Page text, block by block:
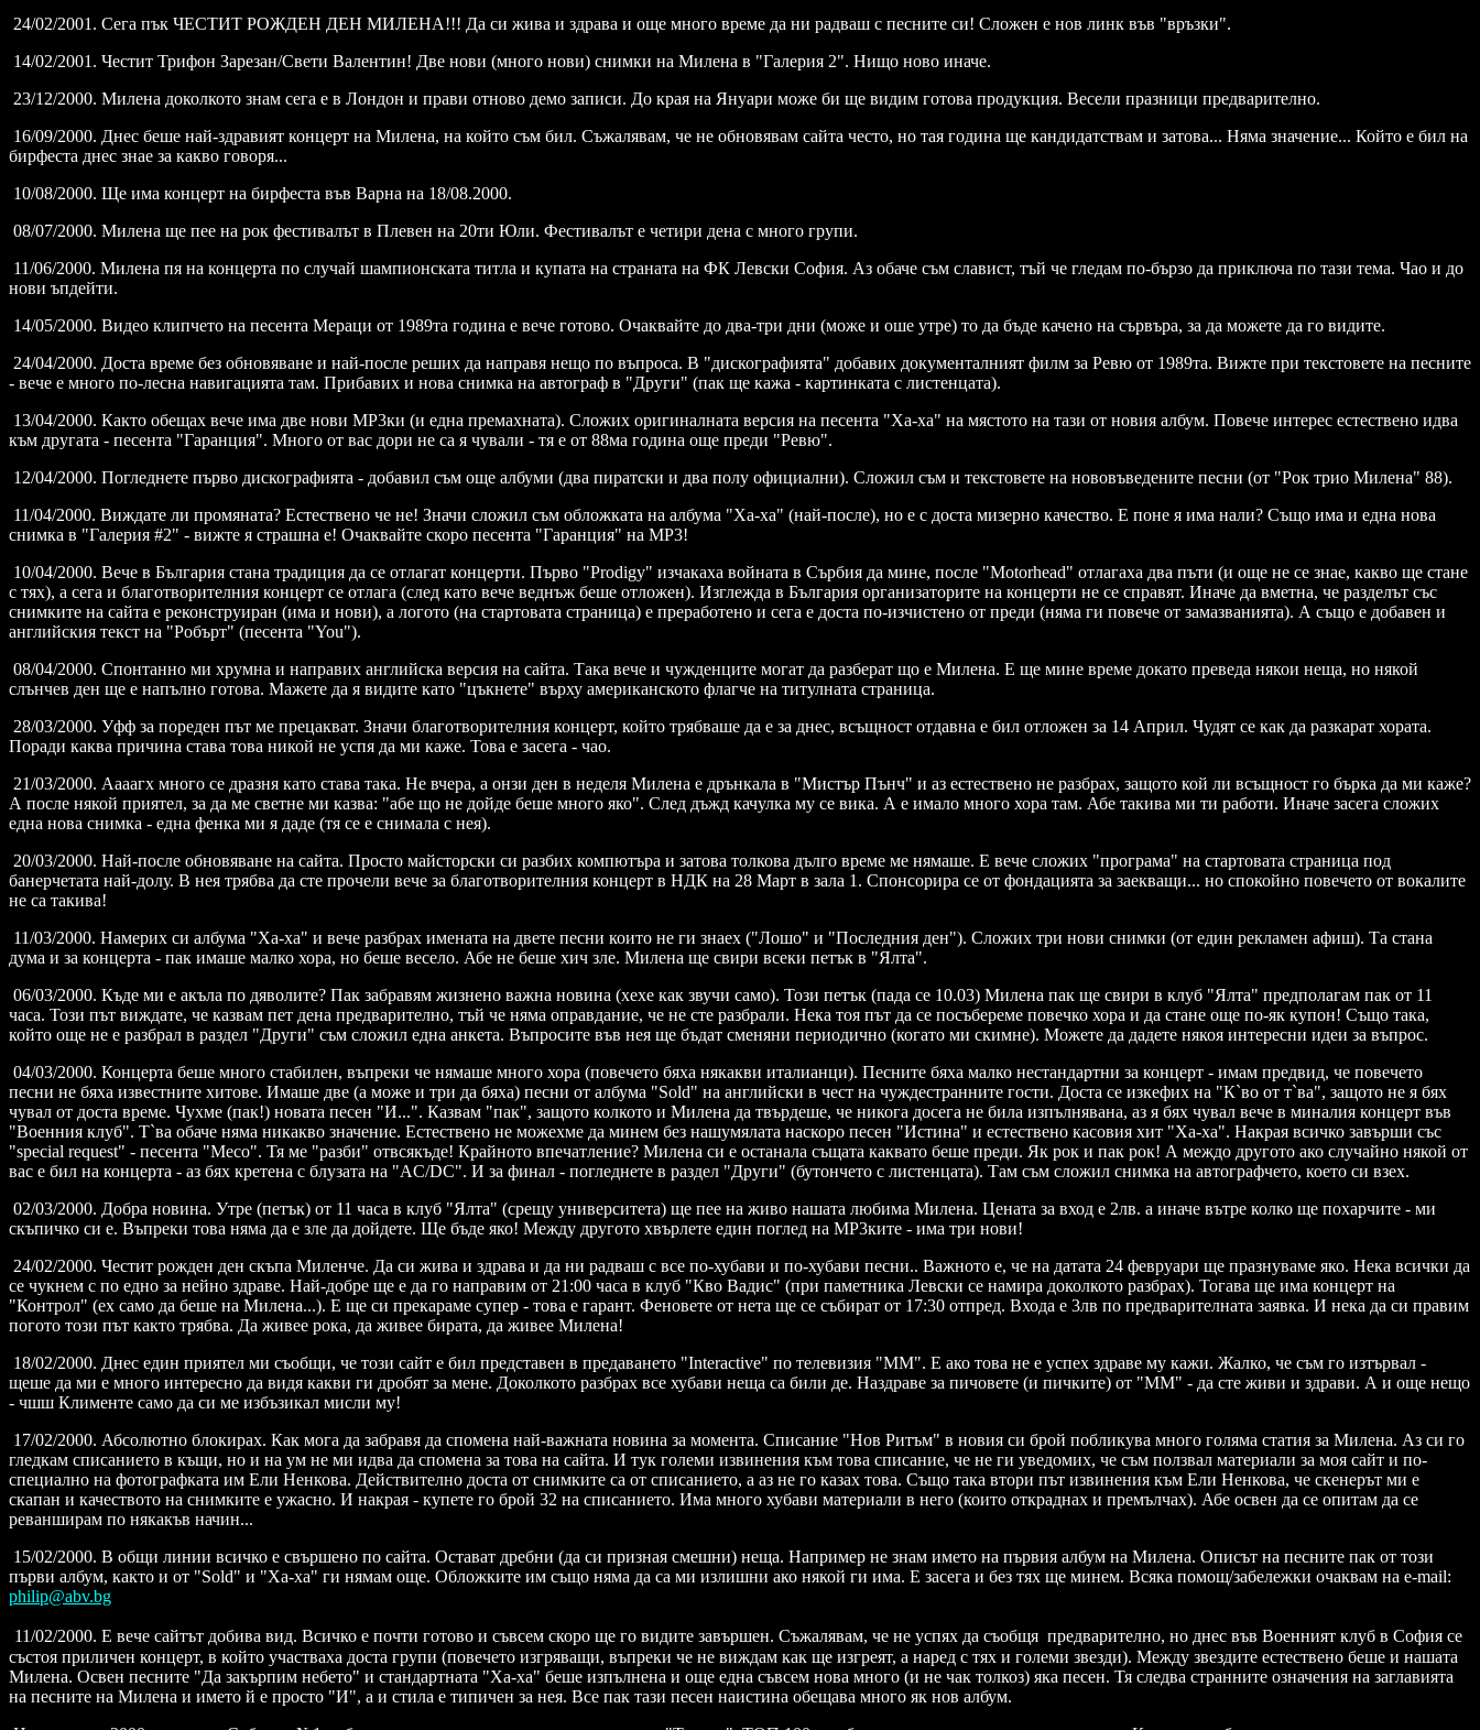
24/02/2001. Сега пък ЧЕСТИТ РОЖДЕН ДЕН МИЛЕНА!!! Да си жива и здрава и още много време да ни радваш с песните си! Сложен е нов линк във "връзки".
14/02/2001. Честит Трифон Зарезан/Свети Валентин! Две нови (много нови) снимки на Милена в "Галерия 2". Нищо ново иначе.
23/12/2000. Милена доколкото знам сега е в Лондон и прави отново демо записи. До края на Януари може би ще видим готова продукция. Весели празници предварително.
16/09/2000. Днес беше най-здравият концерт на Милена, на който съм бил. Съжалявам, че не обновявам сайта често, но тая година ще кандидатствам и затова... Няма значение... Който е бил на
бирфеста днес знае за какво говоря...
10/08/2000. Ще има концерт на бирфеста във Варна на 18/08.2000.
08/07/2000. Милена ще пее на рок фестивалът в Плевен на 20ти Юли. Фестивалът е четири дена с много групи.
11/06/2000. Милена пя на концерта по случай шампионската титла и купата на страната на ФК Левски София. Аз обаче съм славист, тъй че гледам по-бързо да приключа по тази тема. Чао и до
нови ъпдейти.
14/05/2000. Видео клипчето на песента Мераци от 1989та година е вече готово. Очаквайте до два-три дни (може и оше утре) то да бъде качено на сървъра, за да можете да го видите.
24/04/2000. Доста време без обновяване и най-после реших да направя нещо по въпроса. В "дискографията" добавих документалният филм за Ревю от 1989та. Вижте при текстовете на песните
- вече е много по-лесна навигацията там. Прибавих и нова снимка на автограф в "Други" (пак ще кажа - картинката с листенцата).
13/04/2000. Както обещах вече има две нови МР3ки (и една премахната). Сложих оригиналната версия на песента "Ха-ха" на мястото на тази от новия албум. Повече интерес естествено идва
към другата - песента "Гаранция". Много от вас дори не са я чували - тя е от 88ма година още преди "Ревю".
12/04/2000. Погледнете първо дискографията - добавил съм още албуми (два пиратски и два полу официални). Сложил съм и текстовете на нововъведените песни (от "Рок трио Милена" 88).
11/04/2000. Виждате ли промяната? Естествено че не! Значи сложил съм обложката на албума "Ха-ха" (най-после), но е с доста мизерно качество. Е поне я има нали? Също има и една нова
снимка в "Галерия #2" - вижте я страшна е! Очаквайте скоро песента "Гаранция" на МР3!
10/04/2000. Вече в България стана традиция да се отлагат концерти. Първо "Prodigy" изчакаха войната в Сърбия да мине, после "Motorhead" отлагаха два пъти (и още не се знае, какво ще стане
с тях), а сега и благотворителния концерт се отлага (след като вече веднъж беше отложен). Изглежда в България организаторите на концерти не се справят. Иначе да вметна, че разделът със
снимките на сайта е реконструиран (има и нови), а логото (на стартовата страница) е преработено и сега е доста по-изчистено от преди (няма ги повече от замазванията). А също е добавен и
английския текст на "Робърт" (песента "You").
08/04/2000. Спонтанно ми хрумна и направих английска версия на сайта. Така вече и чужденците могат да разберат що е Милена. Е ще мине време докато преведа някои неща, но някой
слънчев ден ще е напълно готова. Мажете да я видите като "цъкнете" върху американското флагче на титулната страница.
28/03/2000. Уфф за пореден път ме прецакват. Значи благотворителния концерт, който трябваше да е за днес, всъщност отдавна е бил отложен за 14 Април. Чудят се как да разкарат хората.
Поради каква причина става това никой не успя да ми каже. Това е засега - чао.
21/03/2000. Аааагх много се дразня като става така. Не вчера, а онзи ден в неделя Милена е дрънкала в "Мистър Пънч" и аз естествено не разбрах, защото кой ли всъщност го бърка да ми каже?
А после някой приятел, за да ме светне ми казва: "абе що не дойде беше много яко". След дъжд качулка му се вика. А е имало много хора там. Абе такива ми ти работи. Иначе засега сложих
една нова снимка - една фенка ми я даде (тя се е снимала с нея).
20/03/2000. Най-после обновяване на сайта. Просто майсторски си разбих компютъра и затова толкова дълго време ме нямаше. Е вече сложих "програма" на стартовата страница под
банерчетата най-долу. В нея трябва да сте прочели вече за благотворителния концерт в НДК на 28 Март в зала 1. Спонсорира се от фондацията за заекващи... но спокойно повечето от вокалите
не са такива!
11/03/2000. Намерих си албума "Ха-ха" и вече разбрах имената на двете песни които не ги знаех ("Лошо" и "Последния ден"). Сложих три нови снимки (от един рекламен афиш). Та стана
дума и за концерта - пак имаше малко хора, но беше весело. Абе не беше хич зле. Милена ще свири всеки петък в "Ялта".
06/03/2000. Къде ми е акъла по дяволите? Пак забравям жизнено важна новина (хехе как звучи само). Този петък (пада се 10.03) Милена пак ще свири в клуб "Ялта" предполагам пак от 11
часа. Този път виждате, че казвам пет дена предварително, тъй че няма оправдание, че не сте разбрали. Нека тоя път да се посъбереме повечко хора и да стане още по-як купон! Също така,
който още не е разбрал в раздел "Други" съм сложил една анкета. Въпросите във нея ще бъдат сменяни периодично (когато ми скимне). Можете да дадете някоя интересни идеи за въпрос.
04/03/2000. Концерта беше много стабилен, въпреки че нямаше много хора (повечето бяха някакви италианци). Песните бяха малко нестандартни за концерт - имам предвид, че повечето
песни не бяха известните хитове. Имаше две (а може и три да бяха) песни от албума "Sold" на английски в чест на чуждестранните гости. Доста се изкефих на "К`во от т`ва", защото не я бях
чувал от доста време. Чухме (пак!) новата песен "И...". Казвам "пак", защото колкото и Милена да твърдеше, че никога досега не била изпълнявана, аз я бях чувал вече в миналия концерт във
"Военния клуб". Т`ва обаче няма никакво значение. Естествено не можехме да минем без нашумялата наскоро песен "Истина" и естествено касовия хит "Ха-ха". Накрая всичко завърши със
"special request" - песента "Месо". Тя ме "разби" отвсякъде! Крайното впечатление? Милена си е останала същата каквато беше преди. Як рок и пак рок! А междо другото ако случайно някой от
вас е бил на концерта - аз бях кретена с блузата на "AC/DC". И за финал - погледнете в раздел "Други" (бутончето с листенцата). Там съм сложил снимка на автографчето, което си взех.
02/03/2000. Добра новина. Утре (петък) от 11 часа в клуб "Ялта" (срещу университета) ще пее на живо нашата любима Милена. Цената за вход е 2лв. а иначе вътре колко ще похарчите - ми
скъпичко си е. Въпреки това няма да е зле да дойдете. Ще бъде яко! Между другото хвърлете един поглед на МР3ките - има три нови!
24/02/2000. Честит рожден ден скъпа Миленче. Да си жива и здрава и да ни радваш с все по-хубави и по-хубави песни.. Важното е, че на датата 24 февруари ще празнуваме яко. Нека всички да
се чукнем с по едно за нейно здраве. Най-добре ще е да го направим от 21:00 часа в клуб "Кво Вадис" (при паметника Левски се намира доколкото разбрах). Тогава ще има концерт на
"Контрол" (ех само да беше на Милена...). Е ще си прекараме супер - това е гарант. Феновете от нета ще се събират от 17:30 отпред. Входа е 3лв по предварителната заявка. И нека да си правим
погото този път както трябва. Да живее рока, да живее бирата, да живее Милена!
18/02/2000. Днес един приятел ми съобщи, че този сайт е бил представен в предаването "Interactive" по телевизия "ММ". Е ако това не е успех здраве му кажи. Жалко, че съм го изтървал -
щеше да ми е много интересно да видя какви ги дробят за мене. Доколкото разбрах все хубави неща са били де. Наздраве за пичовете (и пичките) от "ММ" - да сте живи и здрави. А и още нещо
- чшш Клименте само да си ме избъзикал мисли му!
17/02/2000. Абсолютно блокирах. Как мога да забравя да спомена най-важната новина за момента. Списание "Нов Ритъм" в новия си брой побликува много голяма статия за Милена. Аз си го
гледкам списанието в къщи, но и на ум не ми идва да спомена за това на сайта. И тук големи извинения към това списание, че не ги уведомих, че съм ползвал материали за моя сайт и по-
специално на фотографката им Ели Ненкова. Действително доста от снимките са от списанието, а аз не го казах това. Също така втори път извинения към Ели Ненкова, че скенерът ми е
скапан и качеството на снимките е ужасно. И накрая - купете го брой 32 на списанието. Има много хубави материали в него (които откраднах и премълчах). Абе освен да се опитам да се
реванширам по някакъв начин...
15/02/2000. В общи линии всичко е свършено по сайта. Остават дребни (да си призная смешни) неща. Например не знам името на първия албум на Милена. Описът на песните пак от този
първи албум, както и от "Sold" и "Ха-ха" ги нямам още. Обложките им също няма да са ми излишни ако някой ги има. Е засега и без тях ще минем. Всяка помощ/забележки очаквам на e-mail:
philip@abv.bg
11/02/2000. Е вече сайтът добива вид. Всичко е почти готово и съвсем скоро ще го видите завършен. Съжалявам, че не успях да съобщя предварително, но днес във Военният клуб в София се
състоя приличен концерт, в който участваха доста групи (повечето изгряващи, въпреки че не виждам как ще изгреят, а наред с тях и големи звезди). Между звездите естествено беше и нашата
Милена. Освен песните "Да закърпим небето" и стандартната "Ха-ха" беше изпълнена и още една съвсем нова много (и не чак толкоз) яка песен. Тя следва странните означения на заглавията
на песните на Милена и името й е просто "И", а и стила е типичен за нея. Все пак тази песен наистина обещава много як нов албум.